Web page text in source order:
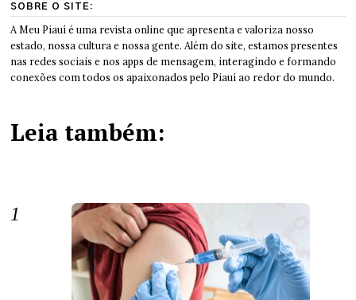
SOBRE O SITE:
A Meu Piauí é uma revista online que apresenta e valoriza nosso
estado, nossa cultura e nossa gente. Além do site, estamos presentes
nas redes sociais e nos apps de mensagem, interagindo e formando
conexões com todos os apaixonados pelo Piauí ao redor do mundo.
Leia também: